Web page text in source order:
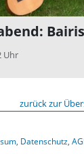
Uhr
zurück zur
Datenschutz